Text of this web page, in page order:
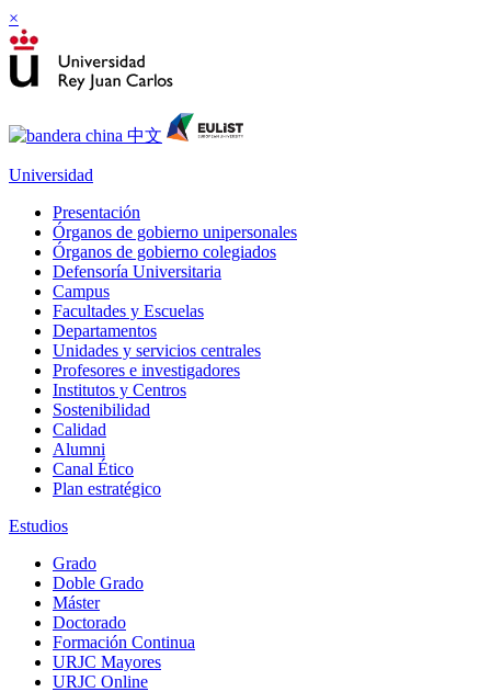
×
Universidad
Presentación
Órganos de gobierno unipersonales
Órganos de gobierno colegiados
Defensoría Universitaria
Campus
Facultades y Escuelas
Departamentos
Unidades y servicios centrales
Profesores e investigadores
Institutos y Centros
Sostenibilidad
Calidad
Alumni
Canal Ético
Plan estratégico
Estudios
Grado
Doble Grado
Máster
Doctorado
Formación Continua
URJC Mayores
URJC Online